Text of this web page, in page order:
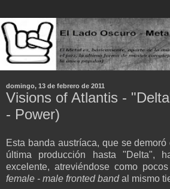
domingo, 13 de febrero de 2011
Visions of Atlantis -
- Power)
Esta banda austríaca, que se
última producción hasta "Delta",
excelente, atreviéndose como
female - male fronted bandal mismo